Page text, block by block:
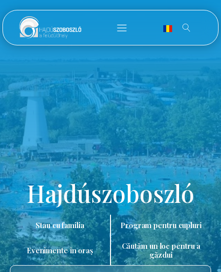
Hajdúszoboszló
Stau cu familia Program pentru cupluri
Evenimente în oraș
Căutăm un loc pentru a
găzdui